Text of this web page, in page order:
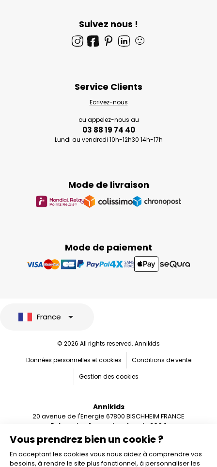
Suivez nous !
🙂
Mode de paiement
Mode de livraison
Service Clients
Ecrivez-nous
ou appelez-nous au
03 88 19 74 40
Lundi au vendredi 10h-12h30 14h-17h
Vous prendrez bien un cookie ?
En acceptant les cookies vous nous aidez à comprendre vos
besoins, à rendre le site plus fonctionnel, à personnaliser les
France
© 2026 All rights reserved. Annikids
Données personnelles et cookies
Conditions de vente
Gestion des cookies
Annikids
20 avenue de l'Energie 67800 BISCHHEIM FRANCE
Entreprise française depuis 2004